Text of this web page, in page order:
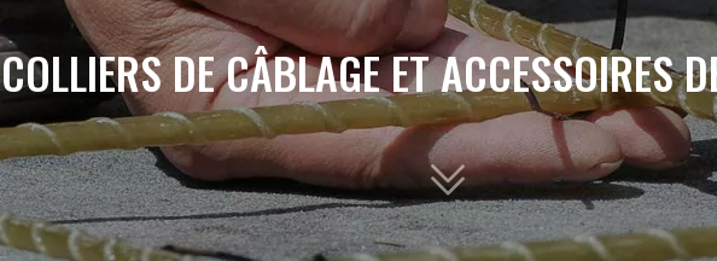
COLLIERS DE CÂBLAGE ET ACCESSOIRES